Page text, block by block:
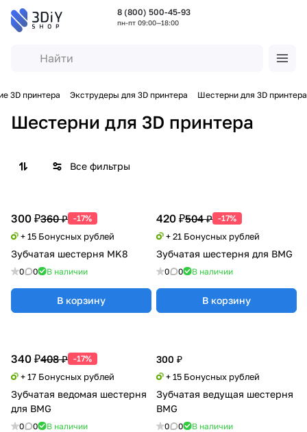
8 (800) 500-45-93
пн-пт 09:00—18:00
3D принтера Экструдеры для 3D принтера Шестерни для 3D принтера
Шестерни для 3D принтера
Все фильтры
300 ₽360 ₽ -17%
+ 15 Бонусных рублей
Зубчатая шестерня MK8
0 0 В наличии
В корзину
420 ₽504 ₽ -17%
+ 21 Бонусных рублей
Зубчатая шестерня для BMG
0 0 В наличии
В корзину
340 ₽408 ₽ -17%
+ 17 Бонусных рублей
Зубчатая ведомая шестерня
для BMG
0 0 В наличии
300 ₽
+ 15 Бонусных рублей
Зубчатая ведущая шестерня
BMG
0 0 В наличии